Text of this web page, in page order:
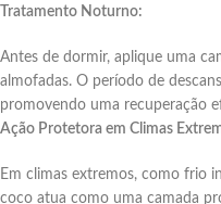
Tratamento Noturno:
Antes de dormir, aplique uma
almofadas. O período de
promovendo uma recuperação
Ação Protetora em Climas
Em climas extremos, como frio
coco atua como uma camada